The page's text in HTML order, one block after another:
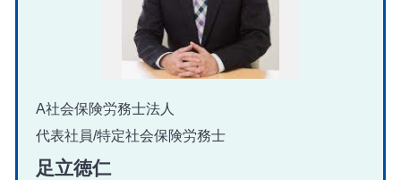
A社会保険労務士法人
代表社員/特定社会保険労務士
足立徳仁